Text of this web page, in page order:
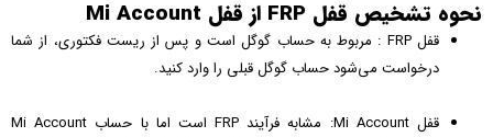
نحوه تشخیص قفل FRP از قفل Mi Account
قفل FRP : مربوط به حساب گوگل است و پس از ریست فکتوری، از شما
درخواست می‌شود حساب گوگل قبلی را وارد کنید.
قفل Mi Account: مشابه فرآیند FRP است اما با حساب Mi Account